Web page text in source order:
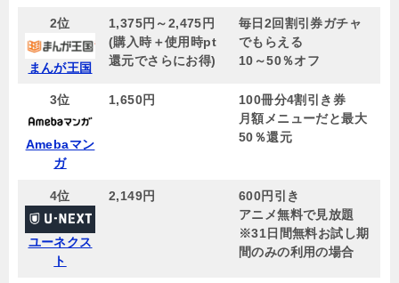
2位
まんが王国
1,375円～2,475円
(購入時＋使用時pt
還元でさらにお得)
毎日2回割引券ガチャ
でもらえる
10～50％オフ
3位
Amebaマン
ガ
1,650円
100冊分4割引き券
月額メニューだと最大
50％還元
4位
ユーネクス
ト
2,149円
600円引き
アニメ無料で見放題
※31日間無料お試し期
間のみの利用の場合